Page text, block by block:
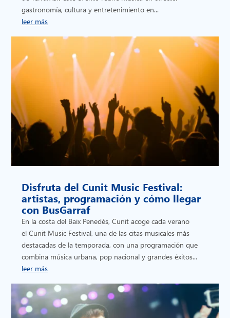
gastronomía, cultura y entretenimiento en...
leer más
Disfruta del Cunit Music Festival:
artistas, programación y cómo llegar
con BusGarraf
En la costa del Baix Penedès, Cunit acoge cada verano
el Cunit Music Festival, una de las citas musicales más
destacadas de la temporada, con una programación que
combina música urbana, pop nacional y grandes éxitos...
leer más